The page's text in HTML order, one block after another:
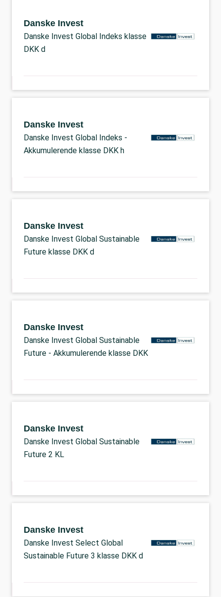
Danske Invest
Danske Invest Global Indeks klasse
DKK d
Danske Invest
Danske Invest Global Indeks -
Akkumulerende klasse DKK h
Danske Invest
Danske Invest Global Sustainable
Future klasse DKK d
Danske Invest
Danske Invest Global Sustainable
Future - Akkumulerende klasse DKK
Danske Invest
Danske Invest Global Sustainable
Future 2 KL
Danske Invest
Danske Invest Select Global
Sustainable Future 3 klasse DKK d